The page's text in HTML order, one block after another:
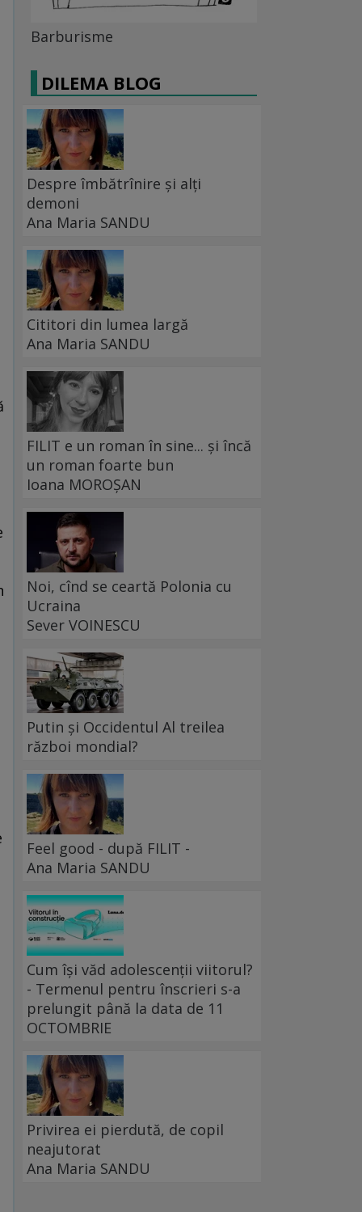
Barburisme
DILEMA BLOG
Despre îmbătrînire și alți
demoni
Ana Maria SANDU
Cititori din lumea largă
Ana Maria SANDU
FILIT e un roman în sine... și încă
un roman foarte bun
Ioana MOROȘAN
Noi, cînd se ceartă Polonia cu
Ucraina
Sever VOINESCU
Putin și Occidentul Al treilea
război mondial?
Feel good - după FILIT -
Ana Maria SANDU
Cum își văd adolescenții viitorul?
- Termenul pentru înscrieri s-a
prelungit până la data de 11
OCTOMBRIE
Privirea ei pierdută, de copil
neajutorat
Ana Maria SANDU